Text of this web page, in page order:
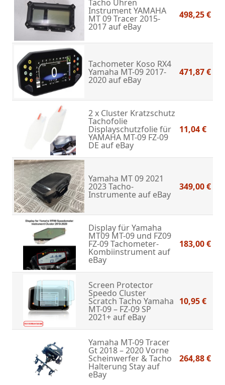
Tacho Uhren
Instrument YAMAHA
MT 09 Tracer 2015-
2017auf eBay
498,25 €
Tachometer Koso RX4
Yamaha MT-09 2017-
2020auf eBay
471,87 €
2 x Cluster Kratzschutz
Tachofolie
Displayschutzfolie für
YAMAHA MT-09 FZ-09
DE auf eBay
11,04 €
Yamaha MT 09 2021
2023 Tacho-
Instrumenteauf eBay
349,00 €
Display für Yamaha
MT09 MT-09 und FZ09
FZ-09 Tachometer-
Kombiinstrumentauf
eBay
183,00 €
Screen Protector
Speedo Cluster
Scratch Tacho Yamaha
MT-09 – FZ-09 SP
2021+auf eBay
10,95 €
Yamaha MT-09 Tracer
Gt 2018 – 2020 Vorne
Scheinwerfer & Tacho
Halterung Stayauf
eBay
264,88 €